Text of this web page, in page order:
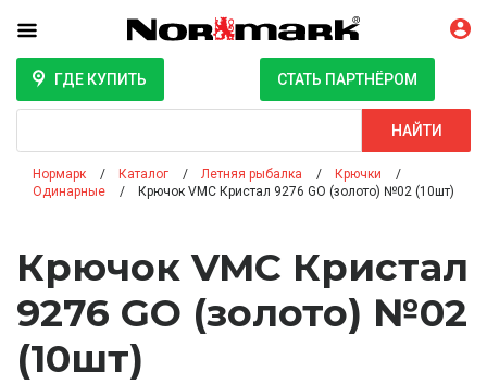
ГДЕ КУПИТЬ СТАТЬ ПАРТНЁРОМ
НАЙТИ
Нормарк Каталог Летняя рыбалка
Крючки
Одинарные
Крючок VMC Кристал 9276 GO (золото) №02 (10шт)
Крючок VMC Кристал
9276 GO (золото) №02
(10шт)